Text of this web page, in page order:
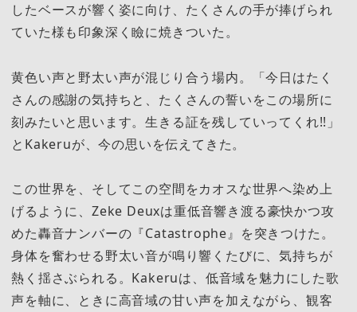
したベースが響く姿に向け、たくさんの手が捧げられ
ていた様も印象深く瞼に焼きついた。
黄色い声と野太い声が混じり合う場内。「今日はたく
さんの感謝の気持ちと、たくさんの誓いをこの場所に
刻みたいと思います。生きる証を残していってくれ!!」
とKakeruが、今の思いを伝えてきた。
この世界を、そしてこの空間をカオスな世界へ染め上
げるように、Zeke Deuxは重低音響き渡る豪快かつ攻
めた轟音ナンバーの『Catastrophe』を突きつけた。
身体を奮わせる野太い音が鳴り響くたびに、気持ちが
熱く揺さぶられる。Kakeruは、低音域を魅力にした歌
声を軸に、ときに高音域の甘い声を加えながら、観客